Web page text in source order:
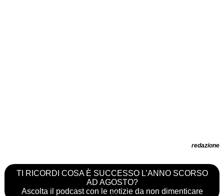
redazione
TI RICORDI COSA È SUCCESSO L’ANNO SCORSO
AD AGOSTO?
Ascolta il podcast con le notizie da non dimenticare